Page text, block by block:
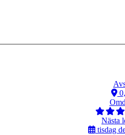
Nästa
tisdag